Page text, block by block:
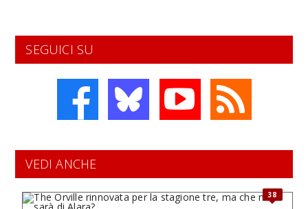
SEGUICI SU
VEDI ANCHE
38